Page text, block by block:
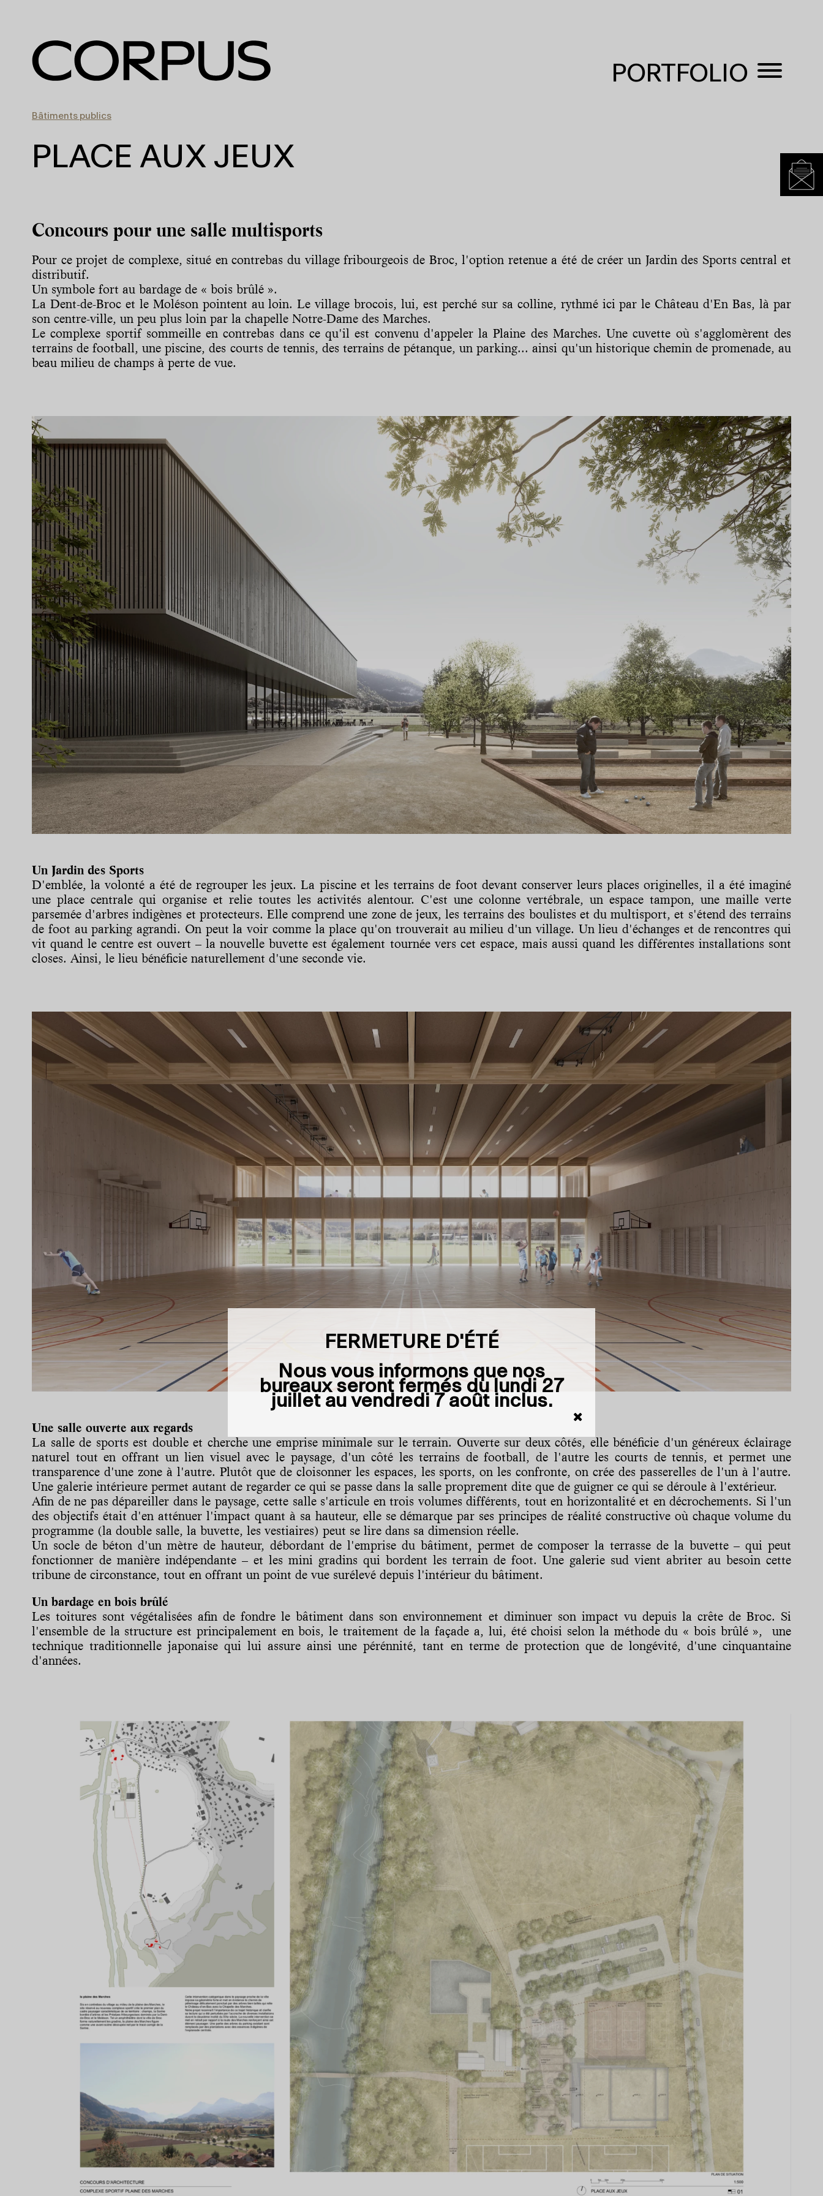
PORTFOLIO
Bâtiments publics
PLACE AUX JEUX
Concours pour une salle multisports
Pour ce projet de complexe, situé en contrebas du village fribourgeois de Broc, l'option retenue a été de créer un Jardin des Sports central et
distributif.
Un symbole fort au bardage de « bois brûlé ».
La Dent-de-Broc et le Moléson pointent au loin. Le village brocois, lui, est perché sur sa colline, rythmé ici par le Château d'En Bas, là par
son centre-ville, un peu plus loin par la chapelle Notre-Dame des Marches.
Le complexe sportif sommeille en contrebas dans ce qu'il est convenu d'appeler la Plaine des Marches. Une cuvette où s'agglomèrent des
terrains de football, une piscine, des courts de tennis, des terrains de pétanque, un parking... ainsi qu'un historique chemin de promenade, au
beau milieu de champs à perte de vue.
Un Jardin des Sports
D'emblée, la volonté a été de regrouper les jeux. La piscine et les terrains de foot devant conserver leurs places originelles, il a été imaginé
une place centrale qui organise et relie toutes les activités alentour. C'est une colonne vertébrale, un espace tampon, une maille verte
parsemée d'arbres indigènes et protecteurs. Elle comprend une zone de jeux, les terrains des boulistes et du multisport, et s'étend des terrains
de foot au parking agrandi. On peut la voir comme la place qu'on trouverait au milieu d'un village. Un lieu d'échanges et de rencontres qui
vit quand le centre est ouvert ­– la nouvelle buvette est également tournée vers cet espace, mais aussi quand les différentes installations sont
closes. Ainsi, le lieu bénéficie naturellement d'une seconde vie.
Une salle ouverte aux regards
La salle de sports est double et cherche une emprise minimale sur le terrain. Ouverte sur deux côtés, elle bénéficie d'un généreux éclairage
naturel tout en offrant un lien visuel avec le paysage, d'un côté les terrains de football, de l'autre les courts de tennis, et permet une
transparence d'une zone à l'autre. Plutôt que de cloisonner les espaces, les sports, on les confronte, on crée des passerelles de l'un à l'autre.
Une galerie intérieure permet autant de regarder ce qui se passe dans la salle proprement dite que de guigner ce qui se déroule à l'extérieur.
Afin de ne pas dépareiller dans le paysage, cette salle s'articule en trois volumes différents, tout en horizontalité et en décrochements. Si l'un
des objectifs était d'en atténuer l'impact quant à sa hauteur, elle se démarque par ses principes de réalité constructive où chaque volume du
programme (la double salle, la buvette, les vestiaires) peut se lire dans sa dimension réelle.
Un socle de béton d'un mètre de hauteur, débordant de l'emprise du bâtiment, permet de composer la terrasse de la buvette – qui peut
fonctionner de manière indépendante – et les mini gradins qui bordent les terrain de foot. Une galerie sud vient abriter au besoin cette
tribune de circonstance, tout en offrant un point de vue surélevé depuis l'intérieur du bâtiment.
Un bardage en bois brûlé
Les toitures sont végétalisées afin de fondre le bâtiment dans son environnement et diminuer son impact vu depuis la crête de Broc. Si
l'ensemble de la structure est principalement en bois, le traitement de la façade a, lui, été choisi selon la méthode du « bois brûlé », une
technique traditionnelle japonaise qui lui assure ainsi une pérénnité, tant en terme de protection que de longévité, d'une cinquantaine
d'années.
FERMETURE D'ÉTÉ
Nous vous informons que nos
bureaux seront fermés dulundi 27
juillet au vendredi 7 août inclus.